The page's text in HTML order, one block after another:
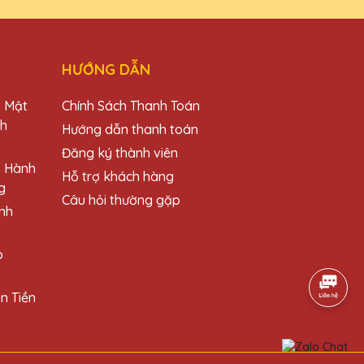
chiếc cúp này cho đối tác và khách
vụ chuyên nghiệp.
Mật
Hành
Tiền
HƯỚNG DẪN
Chính Sách Thanh Toán
Hướng dẫn thanh toán
Đăng ký thành viên
Hỗ trợ khách hàng
Câu hỏi thường gặp